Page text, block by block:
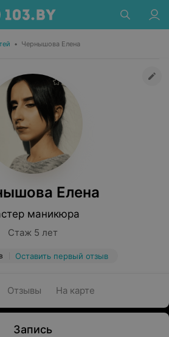
• Чернышова Елена
Елена
маникюра
Стаж 5 лет
Оставить первый отзыв
Отзывы На карте
Запись